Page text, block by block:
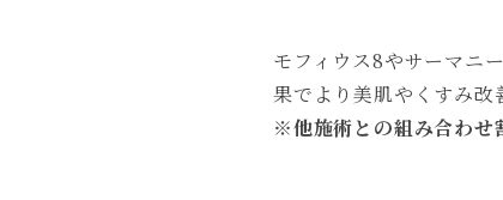
モフィウス8やサーマニ
果でより美肌やくすみ改
※他施術との組み合わせ